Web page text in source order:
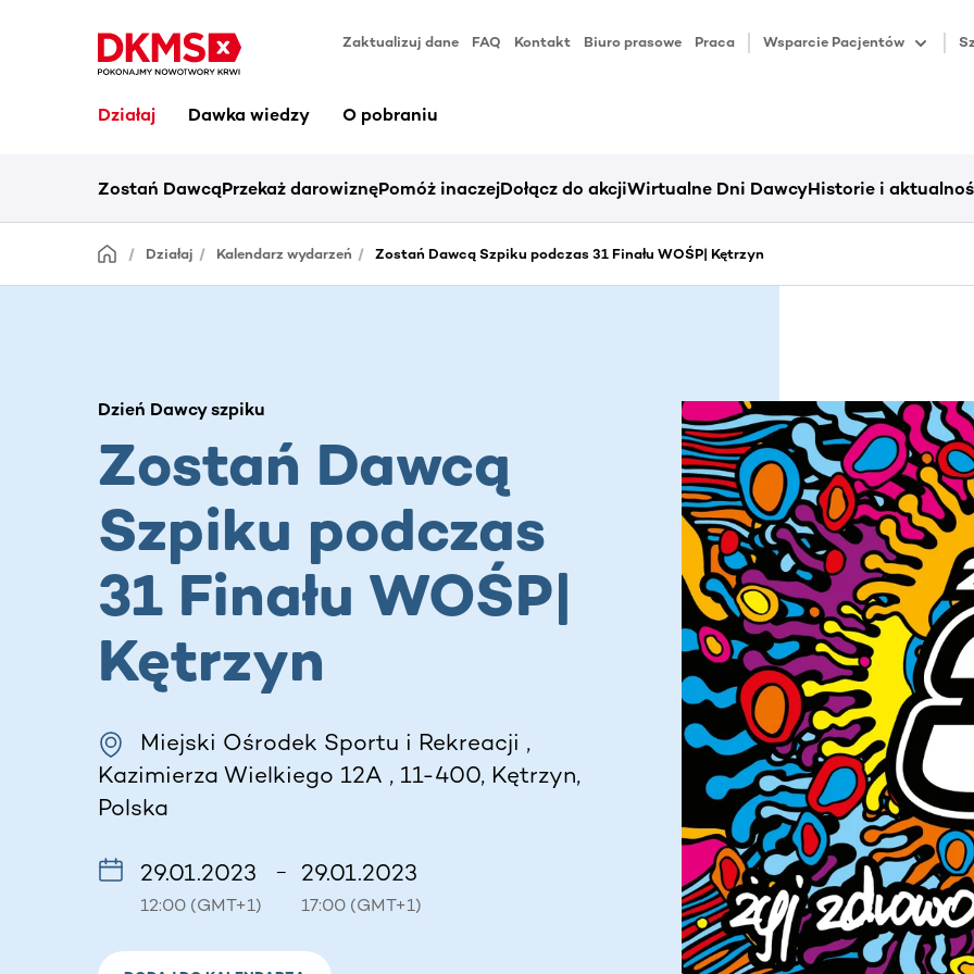
Zaktualizuj dane FAQ Kontakt Biuro prasowe Praca Wsparcie Pacjentów
Działaj Dawka wiedzy O pobraniu
Zostań DawcąPrzekaż darowiznęPomóż inaczejDołącz do akcjiWirtualne Dni DawcyHistorie i
Działaj Kalendarz wydarzeń Zostań Dawcą Szpiku podczas 31 Finału WOŚP| Kętrzyn
Dzień Dawcy szpiku
Zostań Dawcą
Szpiku podczas
31 Finału WOŚP|
Kętrzyn
Miejski Ośrodek Sportu i Rekreacji ,
Kazimierza Wielkiego 12A , 11-400, Kętrzyn,
Polska
29.01.2023
12:00 (GMT+1)
– 29.01.2023
17:00 (GMT+1)